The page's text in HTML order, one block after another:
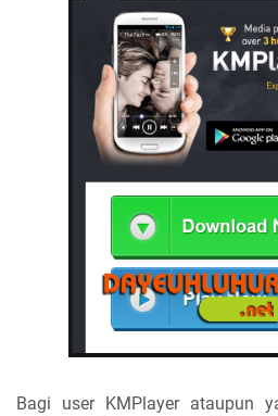
Bagi user KMPlayer ataupun